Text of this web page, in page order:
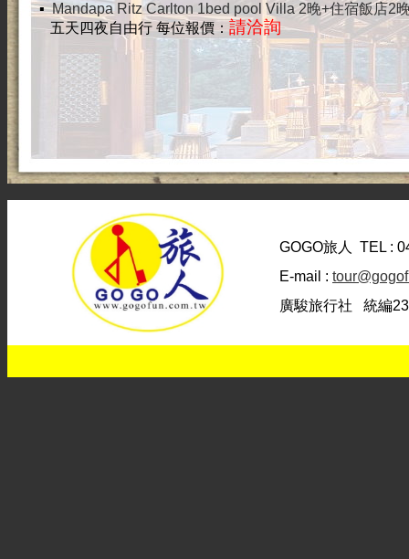
▪Mandapa Ritz Carlton 1bed pool Villa 2晚+住宿飯店2
五天四夜自由行 每位報價： 請洽詢
GOGO旅人
TEL :
E-mail :
廣駿旅行社